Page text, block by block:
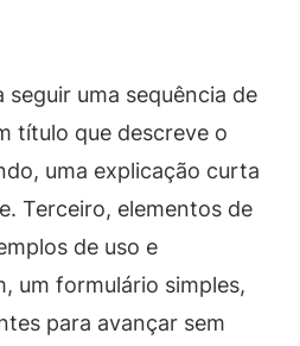
uma sequência de
título que descreve o
uma explicação curta
Terceiro, elementos de
de uso e
um formulário simples,
para avançar sem